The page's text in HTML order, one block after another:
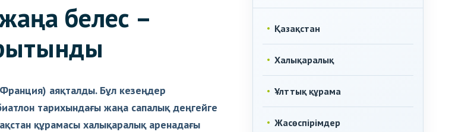
белес –
аяқталды. Бұл кезеңдер
тарихындағы жаңа сапалық деңгейге
құрамасы халықаралық аренадағы
Қазақстан
Халықаралық
Ұлттық құрама
Жасөспірімдер